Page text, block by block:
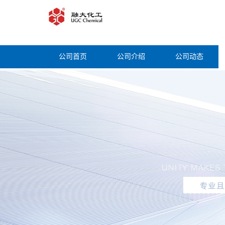
公司首页 公司介绍 公司动态